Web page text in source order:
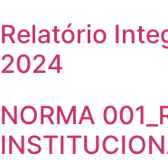
Relatório
2024
NORMA